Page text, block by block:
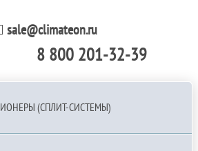
sale@climateon.ru
8 800 201-32-39
(СПЛИТ-СИСТЕМЫ)